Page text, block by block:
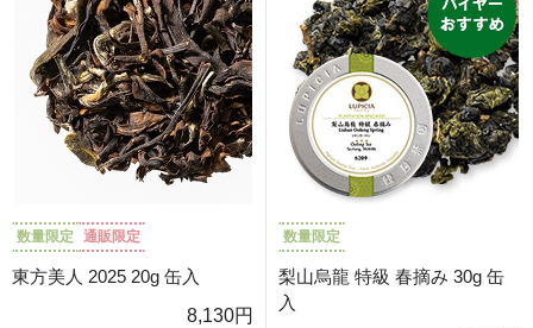
数量限定 通販限定
東方美人 2025 20g 缶入
8,130円
数量限定
梨山烏龍 特級 春摘み 30g 缶
入